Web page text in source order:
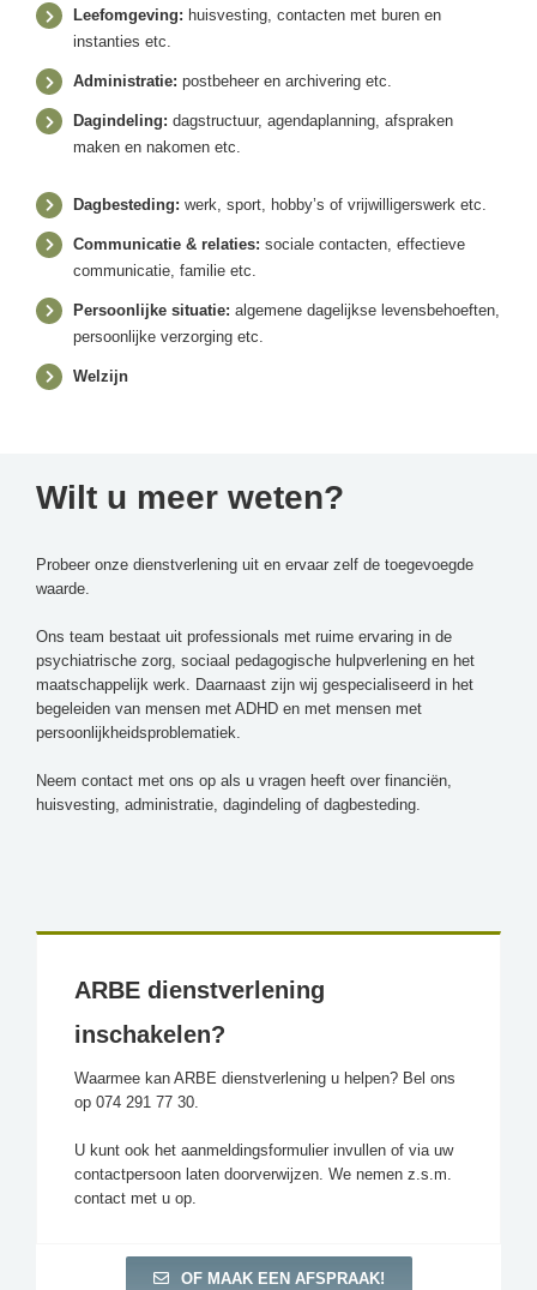
Leefomgeving: huisvesting, contacten met buren en
instanties etc.
Administratie: postbeheer en archivering etc.
Dagindeling: dagstructuur, agendaplanning, afspraken
maken en nakomen etc.
Dagbesteding: werk, sport, hobby’s of vrijwilligerswerk etc.
Communicatie & relaties: sociale contacten, effectieve
communicatie, familie etc.
Persoonlijke situatie: algemene dagelijkse levensbehoeften,
persoonlijke verzorging etc.
Welzijn
Wilt u meer weten?
Probeer onze dienstverlening uit en ervaar zelf de toegevoegde
waarde.
Ons team bestaat uit professionals met ruime ervaring in de
psychiatrische zorg, sociaal pedagogische hulpverlening en het
maatschappelijk werk. Daarnaast zijn wij gespecialiseerd in het
begeleiden van mensen met ADHD en met mensen met
persoonlijkheidsproblematiek.
Neem contact met ons op als u vragen heeft over financiën,
huisvesting, administratie, dagindeling of dagbesteding.
ARBE dienstverlening
inschakelen?
Waarmee kan ARBE dienstverlening u helpen? Bel ons
op 074 291 77 30.
U kunt ook het aanmeldingsformulier invullen of via uw
contactpersoon laten doorverwijzen. We nemen z.s.m.
contact met u op.
OF MAAK EEN AFSPRAAK!